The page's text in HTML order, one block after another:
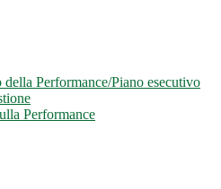
della Performance/Piano esecutivo
Performance